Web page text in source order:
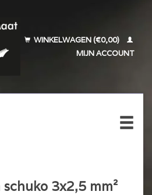
WINKELWAGEN (€0,00)
MIJN ACCOUNT
3x2,5 mm²